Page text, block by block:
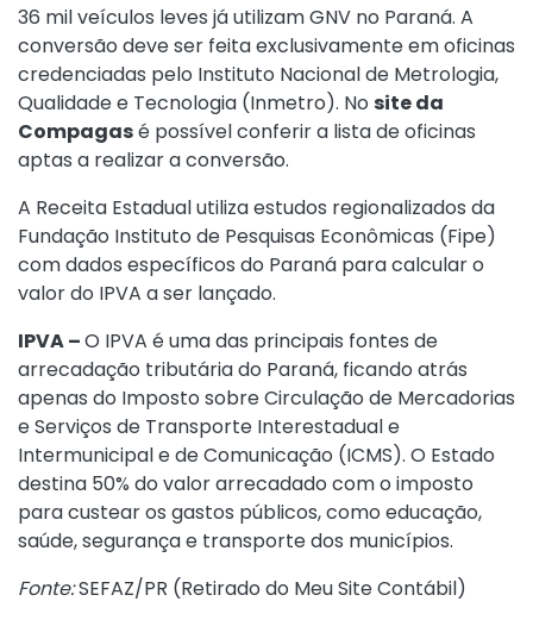
36 mil veículos leves já utilizam GNV no Paraná. A
conversão deve ser feita exclusivamente em oficinas
credenciadas pelo Instituto Nacional de Metrologia,
Qualidade e Tecnologia (Inmetro). No site da
Compagasé possível conferir a lista de oficinas
aptas a realizar a conversão.
A Receita Estadual utiliza estudos regionalizados da
Fundação Instituto de Pesquisas Econômicas (Fipe)
com dados específicos do Paraná para calcular o
valor do IPVA a ser lançado.
IPVA –O IPVA é uma das principais fontes de
arrecadação tributária do Paraná, ficando atrás
apenas do Imposto sobre Circulação de Mercadorias
e Serviços de Transporte Interestadual e
Intermunicipal e de Comunicação (ICMS). O Estado
destina 50% do valor arrecadado com o imposto
para custear os gastos públicos, como educação,
saúde, segurança e transporte dos municípios.
Fonte:SEFAZ/PR (Retirado do Meu Site Contábil)